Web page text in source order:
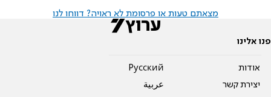
מצאתם טעות או פרסומת לא ראויה? דווחו לנו
פנו אלינו
אודות
יצירת קשר
Pусский
عربية